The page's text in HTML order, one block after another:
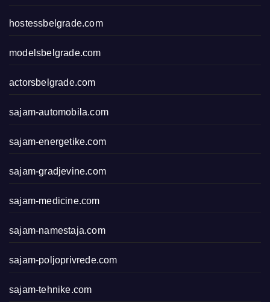
hostessbelgrade.com
modelsbelgrade.com
actorsbelgrade.com
sajam-automobila.com
sajam-energetike.com
sajam-gradjevine.com
sajam-medicine.com
sajam-namestaja.com
sajam-poljoprivrede.com
sajam-tehnike.com